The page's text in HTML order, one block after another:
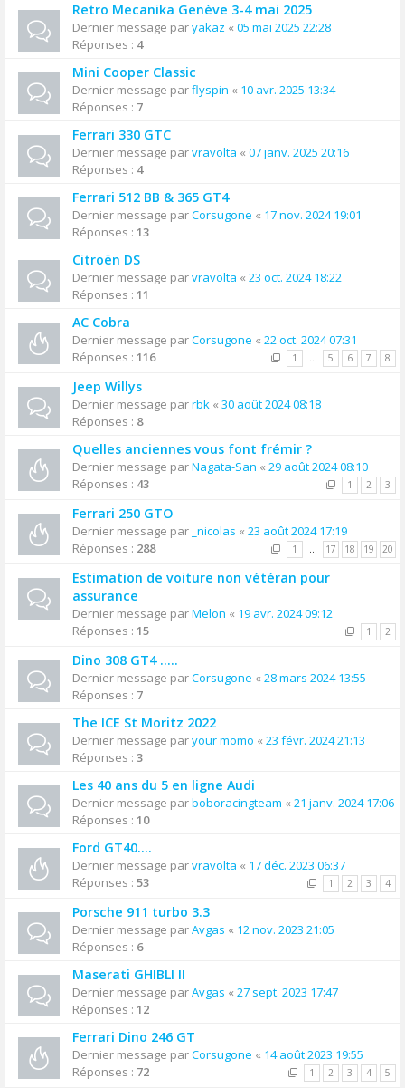
Retro Mecanika Genève 3-4 mai 2025
Dernier message paryakaz « 05 mai 2025 22:28
Réponses : 4
Mini Cooper Classic
Dernier message parflyspin « 10 avr. 2025 13:34
Réponses : 7
Ferrari 330 GTC
Dernier message parvravolta « 07 janv. 2025 20:16
Réponses : 4
Ferrari 512 BB & 365 GT4
Dernier message parCorsugone « 17 nov. 2024 19:01
Réponses : 13
Citroën DS
Dernier message parvravolta « 23 oct. 2024 18:22
Réponses : 11
AC Cobra
Dernier message parCorsugone « 22 oct. 2024 07:31
Réponses : 116 1 … 5 6 7 8
Jeep Willys
Dernier message parrbk « 30 août 2024 08:18
Réponses : 8
Quelles anciennes vous font frémir ?
Dernier message parNagata-San « 29 août 2024 08:10
Réponses : 43 1 2 3
Ferrari 250 GTO
Dernier message par _nicolas « 23 août 2024 17:19
Réponses : 288 1 … 17 18 19 20
Estimation de voiture non vétéran pour
assurance
Dernier message parMelon « 19 avr. 2024 09:12
Réponses : 15 1 2
Dino 308 GT4 .....
Dernier message parCorsugone « 28 mars 2024 13:55
Réponses : 7
The ICE St Moritz 2022
Dernier message paryour momo « 23 févr. 2024 21:13
Réponses : 3
Les 40 ans du 5 en ligne Audi
Dernier message parboboracingteam « 21 janv. 2024 17:06
Réponses : 10
Ford GT40....
Dernier message parvravolta « 17 déc. 2023 06:37
Réponses : 53 1 2 3 4
Porsche 911 turbo 3.3
Dernier message parAvgas « 12 nov. 2023 21:05
Réponses : 6
Maserati GHIBLI II
Dernier message parAvgas « 27 sept. 2023 17:47
Réponses : 12
Ferrari Dino 246 GT
Dernier message parCorsugone « 14 août 2023 19:55
Réponses : 72 1 2 3 4 5